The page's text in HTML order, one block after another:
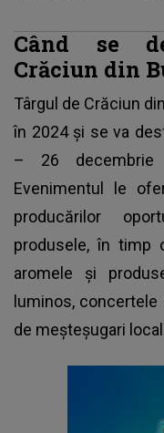
Când se
Crăciun din
Târgul de Crăciun
în 2024 și se va
– 26 decembrie
Evenimentul le
producărilor
produsele, în timp
aromele și
luminos,
de meșteșugari